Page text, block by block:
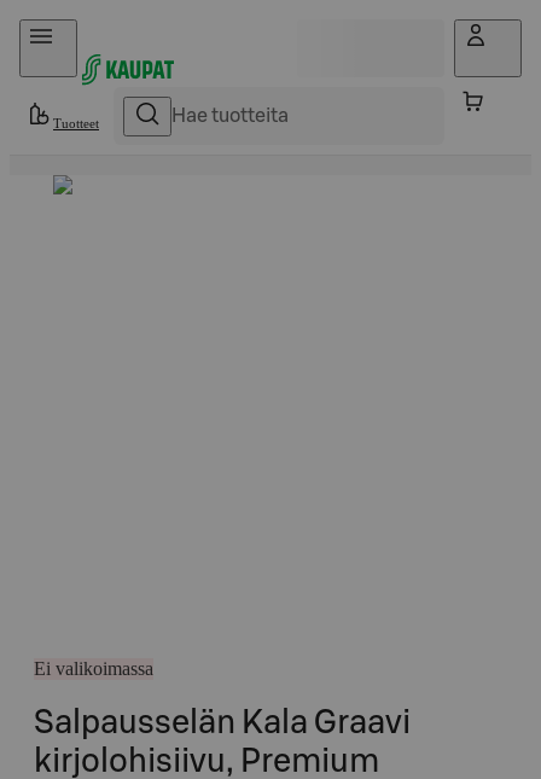
Hyppää sisältöön
Tuotteet
Ei valikoimassa
Salpausselän Kala Graavi
kirjolohisiivu, Premium